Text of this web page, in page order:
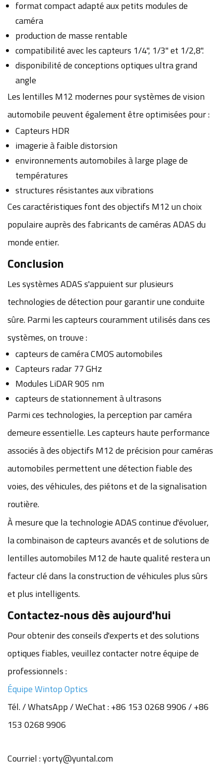
format compact adapté aux petits modules de
caméra
production de masse rentable
compatibilité avec les capteurs 1/4", 1/3" et 1/2,8".
disponibilité de conceptions optiques ultra grand
angle
Les lentilles M12 modernes pour systèmes de vision
automobile peuvent également être optimisées pour :
Capteurs HDR
imagerie à faible distorsion
environnements automobiles à large plage de
températures
structures résistantes aux vibrations
Ces caractéristiques font des objectifs M12 un choix
populaire auprès des fabricants de caméras ADAS du
monde entier.
Conclusion
Les systèmes ADAS s'appuient sur plusieurs
technologies de détection pour garantir une conduite
sûre. Parmi les capteurs couramment utilisés dans ces
systèmes, on trouve :
capteurs de caméra CMOS automobiles
Capteurs radar 77 GHz
Modules LiDAR 905 nm
capteurs de stationnement à ultrasons
Parmi ces technologies, la perception par caméra
demeure essentielle. Les capteurs haute performance
associés à des objectifs M12 de précision pour caméras
automobiles permettent une détection fiable des
voies, des véhicules, des piétons et de la signalisation
routière.
À mesure que la technologie ADAS continue d'évoluer,
la combinaison de capteurs avancés et de solutions de
lentilles automobiles M12 de haute qualité restera un
facteur clé dans la construction de véhicules plus sûrs
et plus intelligents.
Contactez-nous dès aujourd'hui
Pour obtenir des conseils d'experts et des solutions
optiques fiables, veuillez contacter notre équipe de
professionnels :
Équipe Wintop Optics
Tél. / WhatsApp / WeChat : +86 153 0268 9906 / +86
153 0268 9906
Courriel : yorty@yuntal.com